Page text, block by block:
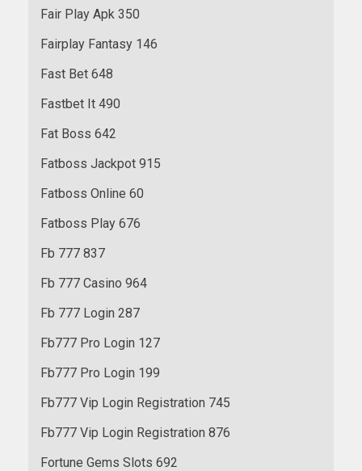
Fair Play Apk 350
Fairplay Fantasy 146
Fast Bet 648
Fastbet It 490
Fat Boss 642
Fatboss Jackpot 915
Fatboss Online 60
Fatboss Play 676
Fb 777 837
Fb 777 Casino 964
Fb 777 Login 287
Fb777 Pro Login 127
Fb777 Pro Login 199
Fb777 Vip Login Registration 745
Fb777 Vip Login Registration 876
Fortune Gems Slots 692